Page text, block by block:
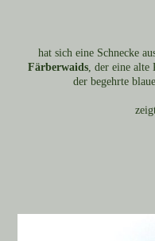
hat sich eine Schnecke
Färberwaids, der eine
der begehrte